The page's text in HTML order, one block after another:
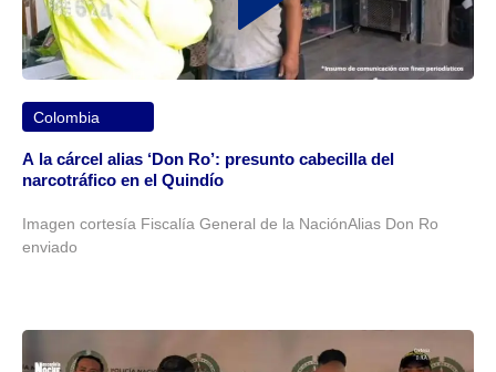
Colombia
A la cárcel alias ‘Don Ro’: presunto cabecilla del
narcotráfico en el Quindío
Imagen cortesía Fiscalía General de la NaciónAlias Don Ro
enviado